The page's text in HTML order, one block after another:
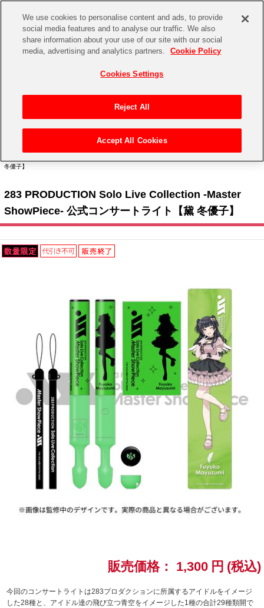
CHANNEL STORE EVENT
ASOBI STORE TOP
ゲーム 電子書籍
CD / Blu-ray
EVENT
プレミアム会員とは
アイドルマスターシリーズ
アイドルマスター
アイドルマスター SideM
学園アイドルマスター
テイルズ オブ シリーズ
電音部
太鼓の達人
ACE COMBAT
パックマン
ナムコクラシック
ラブライブ！
イベントグッズ
トイ・ホビー
アイドルマスター シリーズ>アイドルマスター シャイニーカラー
冬優子】
283 PRODUCTION Solo Live Collection -Master
ShowPiece- 公式コンサートライト【黛 冬優子】
販売価格： 1,300 円 (税込)
今回のコンサートライトは283プロダクションに所属するアイドルをイメージ
した28種と、アイドル達の飛び立つ青空をイメージした1種の合計29種類開で
We use cookies to personalise content and ads, to provide
social media features and to analyse our traffic. We also
share information about your use of our site with our social
media, advertising and analytics partners.
Cookie Policy
Cookies Settings
Reject All
Accept All Cookies